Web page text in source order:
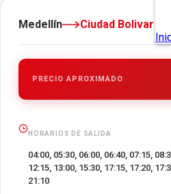
Medellín Ciudad Bolivar
PRECIO APROXIMADO
HORARIOS DE SALIDA
04:00, 05:30, 06:00, 06:40, 07:15,
12:15, 13:00, 15:30, 17:15, 17:20,
21:10